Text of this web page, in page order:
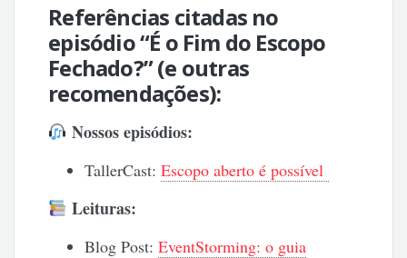
Referências citadas no
episódio “É o Fim do Escopo
Fechado?” (e outras
recomendações):
Nossos episódios:
TallerCast:Escopo aberto é possível
Leituras:
Blog Post:EventStorming: o guia